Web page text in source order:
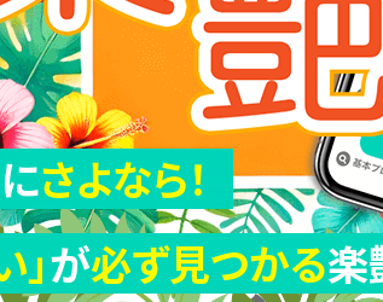
にさよなら！
」が必ず見つかる楽